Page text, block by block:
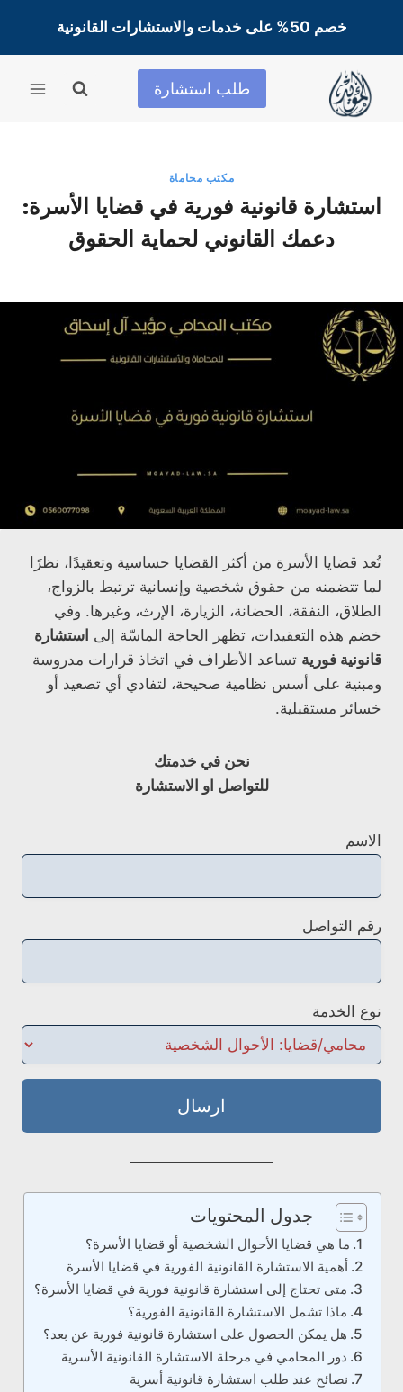
المحتوى
خصم 50% على خدمات والاستشارات القانونية
طلب استشارة
مكتب محاماة
استشارة قانونية فورية في قضايا الأسرة:
دعمك القانوني لحماية الحقوق
تُعد قضايا الأسرة من أكثر القضايا حساسية وتعقيدًا، نظرًا
لما تتضمنه من حقوق شخصية وإنسانية ترتبط بالزواج،
الطلاق، النفقة، الحضانة، الزيارة، الإرث، وغيرها. وفي
خضم هذه التعقيدات، تظهر الحاجة الماسّة إلى استشارة
قانونية فورية تساعد الأطراف في اتخاذ قرارات مدروسة
ومبنية على أسس نظامية صحيحة، لتفادي أي تصعيد أو
خسائر مستقبلية.
نحن في خدمتك
للتواصل او الاستشارة
الاسم
رقم التواصل
نوع الخدمة
ارسال
جدول المحتويات
ما هي قضايا الأحوال الشخصية أو قضايا الأسرة؟
أهمية الاستشارة القانونية الفورية في قضايا الأسرة
متى تحتاج إلى استشارة قانونية فورية في قضايا الأسرة؟
ماذا تشمل الاستشارة القانونية الفورية؟
هل يمكن الحصول على استشارة قانونية فورية عن بعد؟
دور المحامي في مرحلة الاستشارة القانونية الأسرية
نصائح عند طلب استشارة قانونية أسرية